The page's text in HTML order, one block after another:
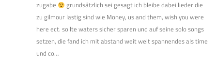
zugabe
grundsätzlich sei gesagt ich bleibe dabei lieder die
zu gilmour lastig sind wie Money, us and them, wish you were
here ect. sollte waters sicher sparen und auf seine solo songs
setzen, die fand ich mit abstand weit weit spannendes als time
und co…